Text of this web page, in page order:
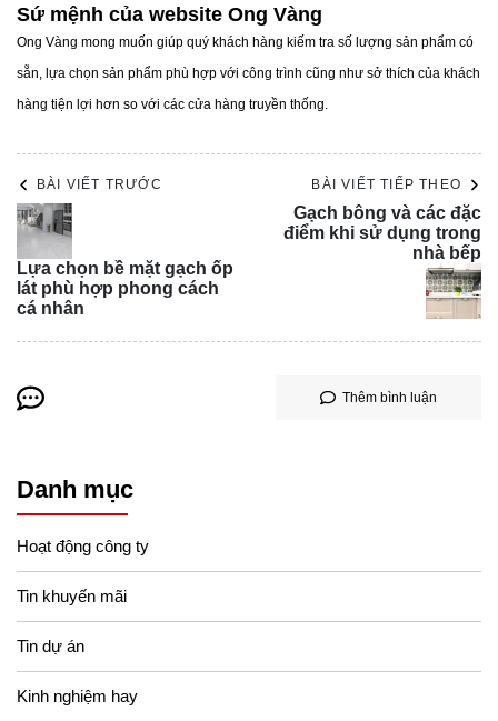
Ngói lợp Planio không chỉ phù hợp cho các công trình nhà
ở mà còn được sử dụng rộng rãi trong các dự án thương
mại, khách sạn, resort, và các công trình công cộng. Với
chất lượng vượt trội và tính thẩm mỹ cao, ngói Planio giúp
Với những ưu điểm vượt trội từ chất lượng, thiết kế cho
đến khả năng ứng dụng, ngói lợp Planio chắc chắn sẽ là
sự đầu tư xứng đáng cho ngôi nhà của bạn.
Sứ mệnh của website Ong Vàng
Ong Vàng mong muốn giúp quý khách hàng kiếm tra số lượng sản phẩm có
sẵn, lựa chọn sản phẩm phù hợp với công trình cũng như sở thích của khách
hàng tiện lợi hơn so với các cửa hàng truyền thống.
BÀI VIẾT TRƯỚC
Lựa chọn bề mặt gạch ốp
lát phù hợp phong cách
cá nhân
BÀI VIẾT TIẾP THEO
Gạch bông và các đặc
điểm khi sử dụng trong
nhà bếp
Thêm bình luận
Danh mục
Hoạt động công ty
Tin khuyến mãi
Tin dự án
Kinh nghiệm hay